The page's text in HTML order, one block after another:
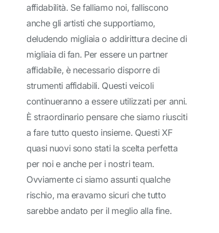
affidabilità. Se falliamo noi, falliscono
anche gli artisti che supportiamo,
deludendo migliaia o addirittura decine di
migliaia di fan. Per essere un partner
affidabile, è necessario disporre di
strumenti affidabili. Questi veicoli
continueranno a essere utilizzati per anni.
È straordinario pensare che siamo riusciti
a fare tutto questo insieme. Questi XF
quasi nuovi sono stati la scelta perfetta
per noi e anche per i nostri team.
Ovviamente ci siamo assunti qualche
rischio, ma eravamo sicuri che tutto
sarebbe andato per il meglio alla fine.